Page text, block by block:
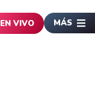
EN VIVO MÁS